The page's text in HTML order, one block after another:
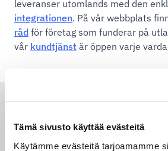
Tämä sivusto käyttää evästeitä
Käytämme evästeitä tarjoamamme
leveranser utomlands med den
integrationen. På vår webbplats
råd för företag som funderar på
vår kundtjänst är öppen varje
Registrera dig